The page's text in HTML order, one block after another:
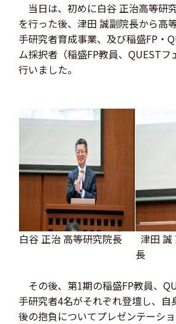
当日は、初めに白谷 正治高等研
を行った後、津田 誠副院長から高
手研究者育成事業、及び稲盛FP・
ム採択者（稲盛FP教員、QUESTフ
行いました。
白谷 正治 高等研究院長
津田 誠
長
その後、第1期の稲盛FP教員、
手研究者4名がそれぞれ登壇し、自
後の抱負についてプレゼンテーショ